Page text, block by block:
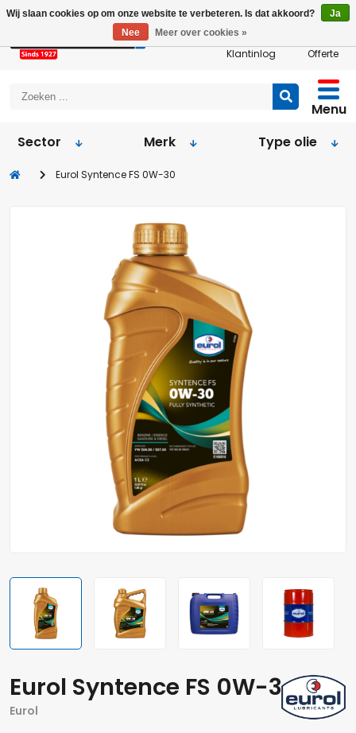
Klantinlog Offerte
Menu
Sector
Merk Type olie
Eurol Syntence FS 0W-30
Eurol Syntence FS 0W-30
Eurol
Wij slaan cookies op om onze website te verbeteren. Is dat akkoord?
Ja
Nee
Meer over cookies »